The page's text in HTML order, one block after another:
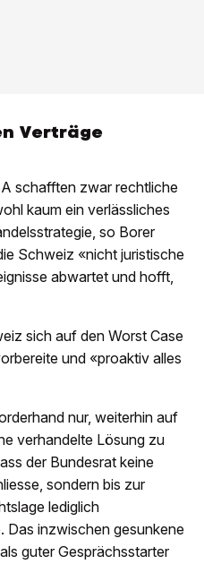
Verträge
schafften zwar rechtliche
kaum ein verlässliches
so Borer
Schweiz «nicht juristische
abwartet und hofft,
sich auf den Worst Case
und «proaktiv alles
nur, weiterhin auf
verhandelte Lösung zu
der Bundesrat keine
sondern bis zur
lediglich
Das inzwischen gesunkene
guter Gesprächsstarter